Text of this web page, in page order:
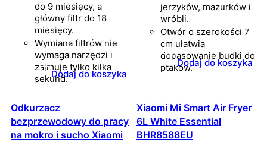
do 9 miesięcy, a
główny filtr do 18
miesięcy.
Wymiana filtrów nie
wymaga narzędzi i
zajmuje tylko kilka
sekund.Dodaj do koszyka
jerzyków, mazurków i
wróbli.
Otwór o szerokości 7
cm ułatwia
dopasowanie budki do
ptaków.Dodaj do koszyka
Odkurzacz
bezprzewodowy do pracy
na mokro i sucho Xiaomi
Xiaomi Mi Smart Air Fryer
6L White Essential
BHR8588EU